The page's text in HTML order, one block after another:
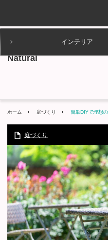
インテリア
ホーム 庭づくり 簡単DIYで理想
庭づくり